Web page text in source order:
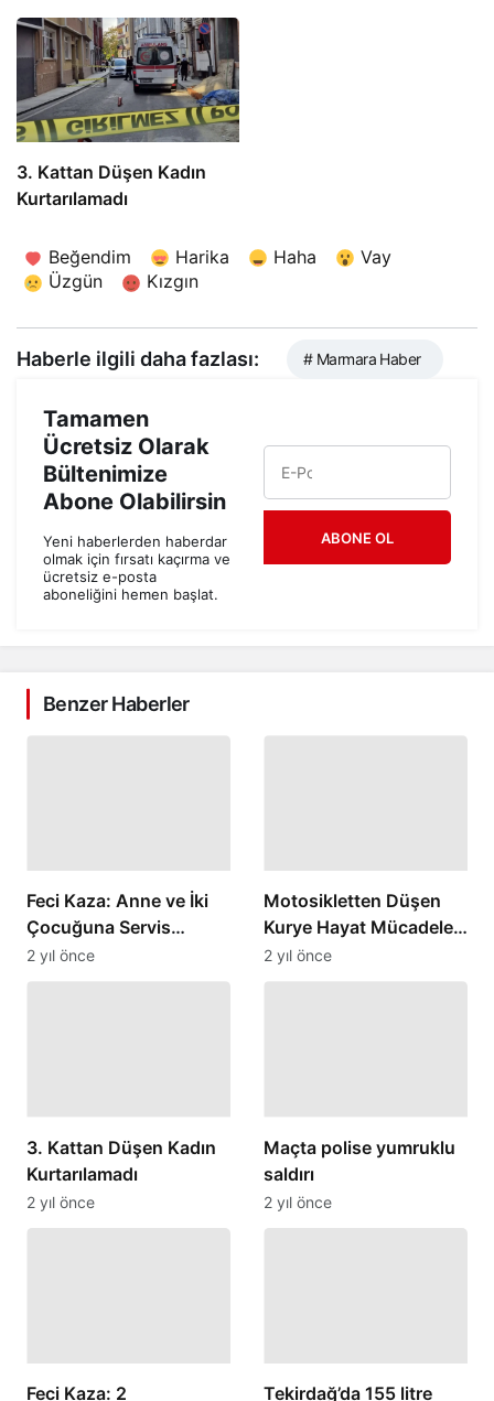
3. Kattan Düşen Kadın
Kurtarılamadı
Beğendim Harika Haha
Vay
Üzgün
Kızgın
Haberle ilgili daha fazlası: # Marmara Haber
Tamamen
Ücretsiz Olarak
Bültenimize
Abone Olabilirsin
Yeni haberlerden haberdar
olmak için fırsatı kaçırma ve
ücretsiz e-posta
aboneliğini hemen başlat.
ABONE OL
Benzer Haberler
Feci Kaza: Anne ve İki
Çocuğuna Servis
Minibüsü Çarptı
2 yıl önce
Motosikletten Düşen
Kurye Hayat Mücadelesi
Veriyor
2 yıl önce
3. Kattan Düşen Kadın
Kurtarılamadı
2 yıl önce
Maçta polise yumruklu
saldırı
2 yıl önce
Feci Kaza: 2
Tekirdağ’da 155 litre